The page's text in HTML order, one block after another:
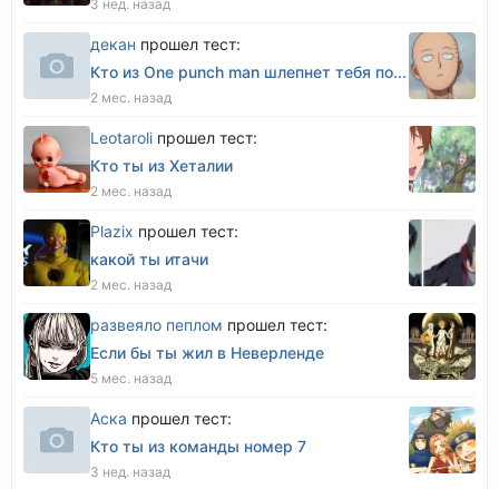
3 нед. назад
декан прошел тест:
Кто из One punch man шлепнет тебя по...
2 мес. назад
Leotaroli прошел тест:
Кто ты из Хеталии
2 мес. назад
Plazix прошел тест:
какой ты итачи
2 мес. назад
развеяло пеплом прошел тест:
Если бы ты жил в Неверленде
5 мес. назад
Аска прошел тест:
Кто ты из команды номер 7
3 нед. назад